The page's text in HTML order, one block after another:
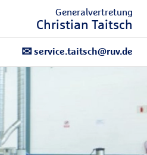
Generalvertretung
Christian Taitsch
service.taitsch@ruv.de